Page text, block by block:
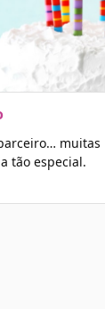
muitas
tão especial.